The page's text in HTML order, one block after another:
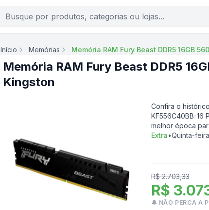
Início Memórias Memória RAM Fury Beast DDR5 16GB
Memória RAM Fury Beast DDR5
Kingston
Confira o
KF556C40BB-16
melhor época
Extra•Quinta-
R$ 2.703,33
R$
🔔 NÃO PERCA A